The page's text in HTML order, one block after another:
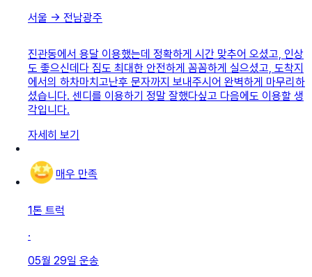
서울 → 전남광주
진관동에서 용달 이용했는데 정확하게 시간 맞추어 오셨고, 인상
도 좋으신데다 짐도 최대한 안전하게 꼼꼼하게 실으셨고, 도착지
에서의 하차마치고난후 문자까지 보내주시어 완벽하게 마무리하
셨습니다. 센디를 이용하기 정말 잘했다싶고 다음에도 이용할 생
각입니다.
자세히 보기
매우 만족
1톤 트럭
·
05월 29일 운송